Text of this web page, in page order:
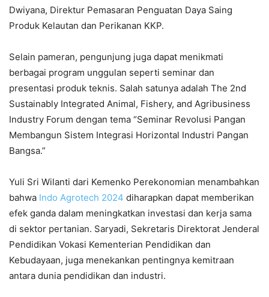
Dwiyana, Direktur Pemasaran Penguatan Daya Saing
Produk Kelautan dan Perikanan KKP.
Selain pameran, pengunjung juga dapat menikmati
berbagai program unggulan seperti seminar dan
presentasi produk teknis. Salah satunya adalah The 2nd
Sustainably Integrated Animal, Fishery, and Agribusiness
Industry Forum dengan tema “Seminar Revolusi Pangan
Membangun Sistem Integrasi Horizontal Industri Pangan
Bangsa.”
Yuli Sri Wilanti dari Kemenko Perekonomian menambahkan
bahwa Indo Agrotech 2024 diharapkan dapat memberikan
efek ganda dalam meningkatkan investasi dan kerja sama
di sektor pertanian. Saryadi, Sekretaris Direktorat Jenderal
Pendidikan Vokasi Kementerian Pendidikan dan
Kebudayaan, juga menekankan pentingnya kemitraan
antara dunia pendidikan dan industri.